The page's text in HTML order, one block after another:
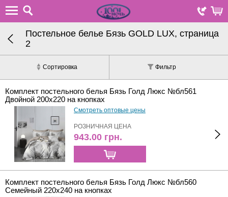
Постельное белье Бязь GOLD LUX, страница
2
Сортировка Фильтр
Комплект постельного белья Бязь Голд Люкс №бл561
Двойной 200х220 на кнопках
Смотреть оптовые цены
РОЗНИЧНАЯ ЦЕНА
943.00 грн.
Комплект постельного белья Бязь Голд Люкс №бл560
Семейный 220х240 на кнопках